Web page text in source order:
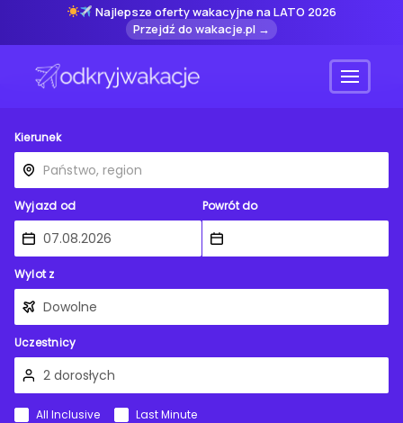
Najlepsze oferty wakacyjne na LATO 2026
Przejdź do wakacje.pl →
Menu
Kierunek
Wyjazd od Powrót do
Wylot z
Uczestnicy
All Inclusive Last Minute